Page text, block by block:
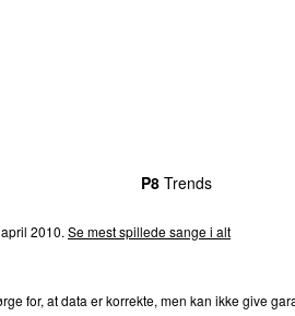
P8 Trends
2010. Se mest spillede sange i alt
for, at data er korrekte, men kan ikke give